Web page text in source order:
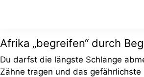
Afrika „begreifen“ durch
Du darfst die längste Schlange
Zähne tragen und das gefährlichste